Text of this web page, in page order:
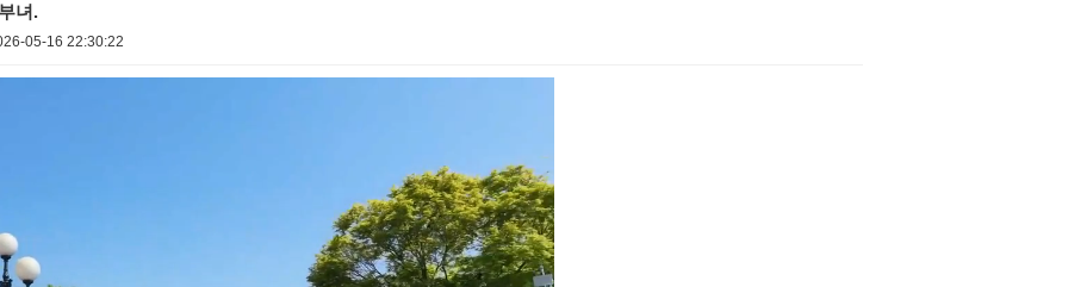
녀.
05-16 22:30:22